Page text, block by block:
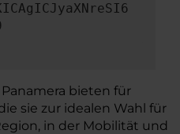
bieten für
sie zur idealen Wahl für
in der Mobilität und